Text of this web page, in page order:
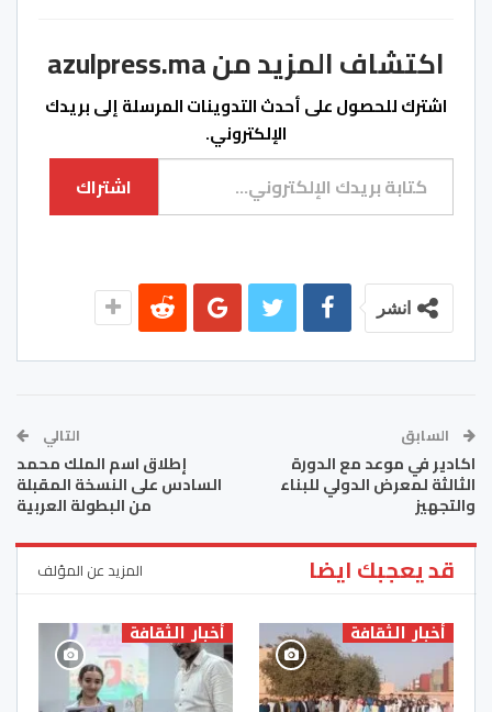
اكتشاف المزيد من azulpress.ma
اشترك للحصول على أحدث التدوينات المرسلة إلى بريدك
الإلكتروني.
كتابة بريدك الإلكتروني...
اشتراك
انشر
السابق
اكادير في موعد مع الدورة
الثالثة لمعرض الدولي للبناء
والتجهيز
التالي
إطلاق اسم الملك محمد
السادس على النسخة المقبلة
من البطولة العربية
قد يعجبك ايضا المزيد عن المؤلف
أخبار الثقافة أخبار الثقافة